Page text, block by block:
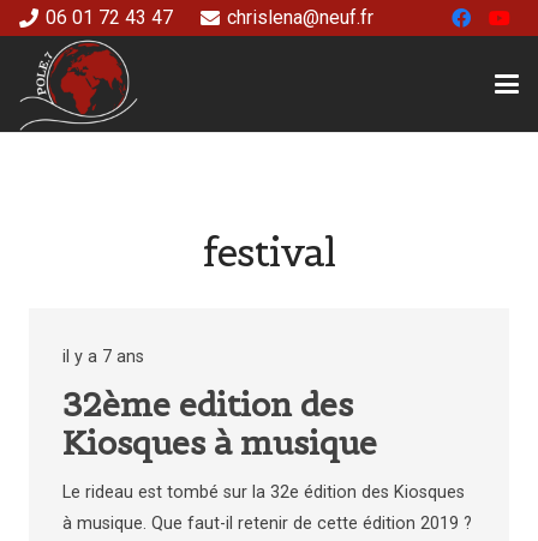
06 01 72 43 47 chrislena@neuf.fr
festival
il y a 7 ans
32ème edition des
Kiosques à musique
Le rideau est tombé sur la 32e édition des Kiosques
à musique. Que faut-il retenir de cette édition 2019 ?